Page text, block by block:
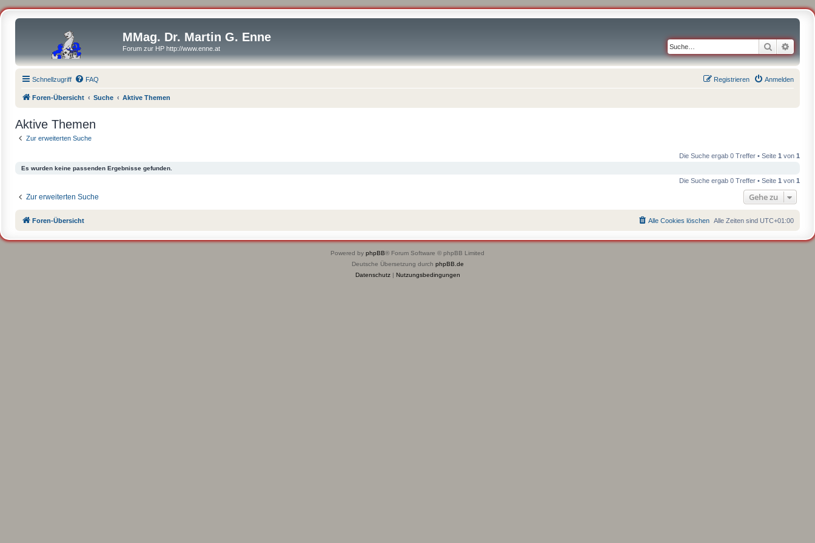
MMag. Dr. Martin G. Enne
Forum zur HP http://www.enne.at Suche
Schnellzugriff FAQ Anmelden
Registrieren
Foren-Übersicht Suche Aktive Themen
Aktive Themen
Zur erweiterten Suche
Die Suche ergab 0 Treffer • Seite 1 von 1
Es wurden keine passenden Ergebnisse gefunden.
Die Suche ergab 0 Treffer • Seite 1 von 1
Zur erweiterten Suche Gehe zu
Foren-Übersicht Alle Zeiten sind UTC+01:00
Alle Cookies löschen
Powered by phpBB® Forum Software © phpBB Limited
Deutsche Übersetzung durch phpBB.de
Datenschutz| Nutzungsbedingungen